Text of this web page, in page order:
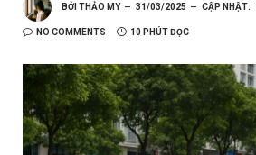
BỞI THẢO MY 31/03/2025 CẬP NHẬT:
NO COMMENTS 10 PHÚT ĐỌC